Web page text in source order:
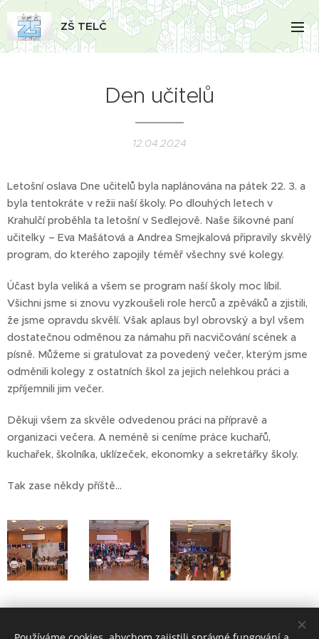
ZŠ TELČ
Den učitelů
12.04.2024
Letošní oslava Dne učitelů byla naplánována na pátek 22. 3. a
byla tentokráte v režii naší školy. Po dlouhých letech v
Krahulčí proběhla ta letošní v Sedlejově. Naše šikovné paní
učitelky – Eva Mašátová a Andrea Smejkalová připravily skvělý
program, do kterého zapojily téměř všechny své kolegy.
Účast byla veliká a všem se program naší školy moc líbil.
Všichni jsme si znovu vyzkoušeli role herců a zpěváků a zjistili,
že jsme opravdu skvělí. Však aplaus byl obrovský a byl všem
dostatečnou odměnou za námahu při nacvičování scének a
písně. Můžeme si gratulovat za povedený večer, kterým jsme
odměnili kolegy z ostatních škol za jejich nelehkou práci a
zpříjemnili jim večer.
Děkuji všem za skvěle odvedenou práci na přípravě a
organizaci večera. A neméně si ceníme práce kuchařů,
kuchařek, školníka, uklízeček, ekonomky a sekretářky školy.
Tak zase někdy příště…
Den učitelů.pdf